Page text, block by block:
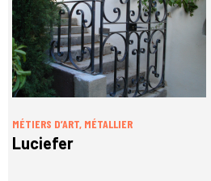
MÉTIERS D’ART, MÉTALLIER
Luciefer